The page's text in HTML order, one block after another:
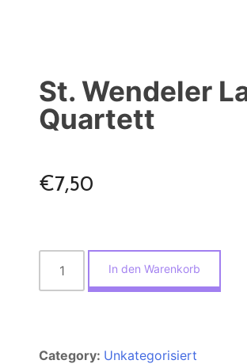
St. Wendeler
Quartett
€7,50
In den Warenkorb
Category: Unkategorisiert